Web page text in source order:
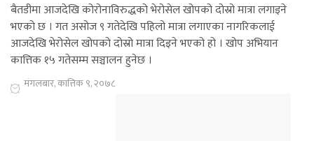
बैतडीमा आजदेखि कोरोनाविरुद्धको भेरोसेल खोपको दोस्रो मात्रा लगाइने
भएको छ । गत असोज ९ गतेदेखि पहिलो मात्रा लगाएका नागरिकलाई
आजदेखि भेरोसेल खोपको दोस्रो मात्रा दिइने भएको हो । खोप अभियान
कात्तिक १५ गतेसम्म सञ्चालन हुनेछ ।
मंगलबार, कात्तिक ९, २०७८